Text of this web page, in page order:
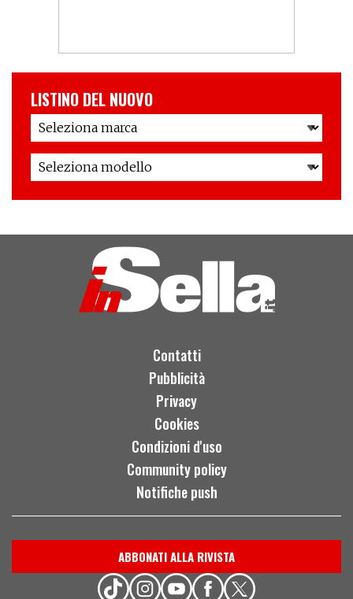
LISTINO DEL NUOVO
Contatti
Pubblicità
Privacy
Cookies
Condizioni d'uso
Community policy
Notifiche push
ABBONATI ALLA RIVISTA